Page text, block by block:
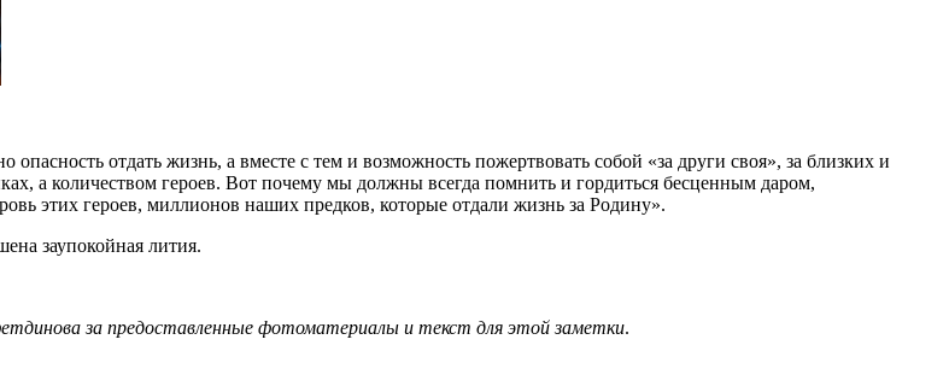
отдать жизнь, а вместе с тем и возможность пожертвовать собой «за други своя», за близких и
а количеством героев. Вот почему мы должны всегда помнить и гордиться бесценным даром,
этих героев, миллионов наших предков, которые отдали жизнь за Родину».
заупокойная лития.
за предоставленные фотоматериалы и текст для этой заметки.